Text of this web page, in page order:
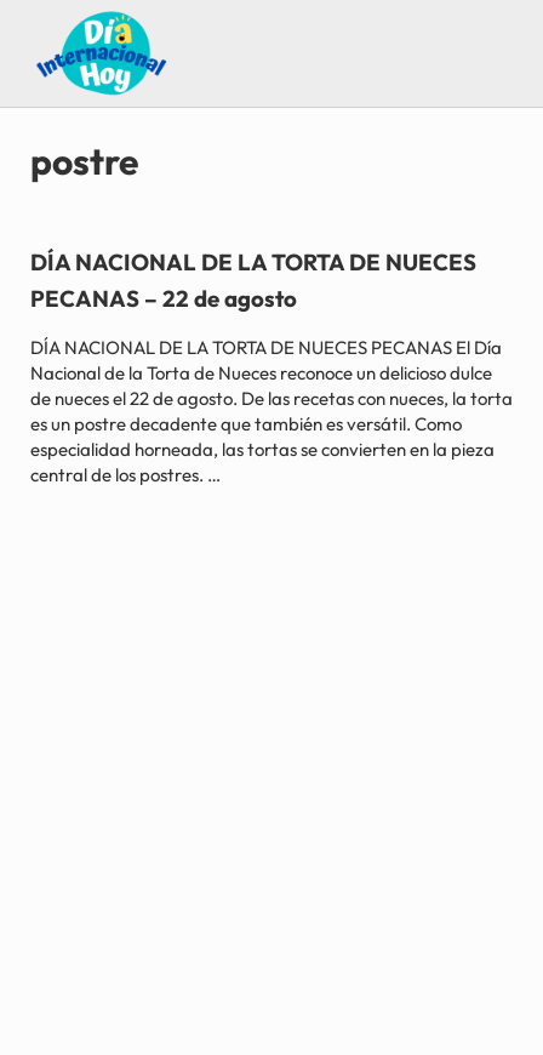
Saltar al contenido principal
Skip to after header navigation
Skip to site footer
Día Internacional Hoy
Guía para saber qué día internacional es hoy
postre
DÍA NACIONAL DE LA TORTA DE NUECES
PECANAS – 22 de agosto
DÍA NACIONAL DE LA TORTA DE NUECES PECANAS El Día
Nacional de la Torta de Nueces reconoce un delicioso dulce
de nueces el 22 de agosto. De las recetas con nueces, la torta
es un postre decadente que también es versátil. Como
especialidad horneada, las tortas se convierten en la pieza
central de los postres. …